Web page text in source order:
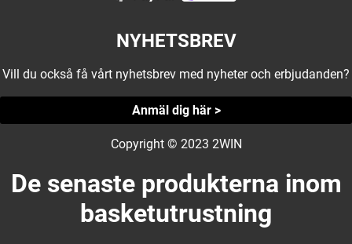
NYHETSBREV
Vill du också få vårt nyhetsbrev med nyheter och erbjudanden?
Anmäl dig här >
Copyright © 2023 2WIN
De senaste produkterna inom
basketutrustning